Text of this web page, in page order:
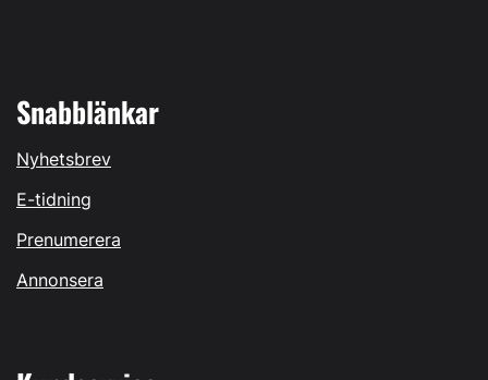
Snabblänkar
Nyhetsbrev
E-tidning
Prenumerera
Annonsera